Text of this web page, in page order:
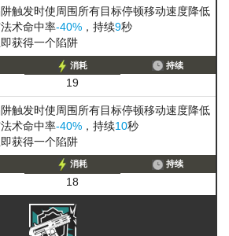
触发时使周围所有目标停顿移动速度降低
术命中率-40% ，持续9秒
获得一个陷阱
消耗
19
持续
触发时使周围所有目标停顿移动速度降低
术命中率-40% ，持续10秒
获得一个陷阱
消耗
18
持续